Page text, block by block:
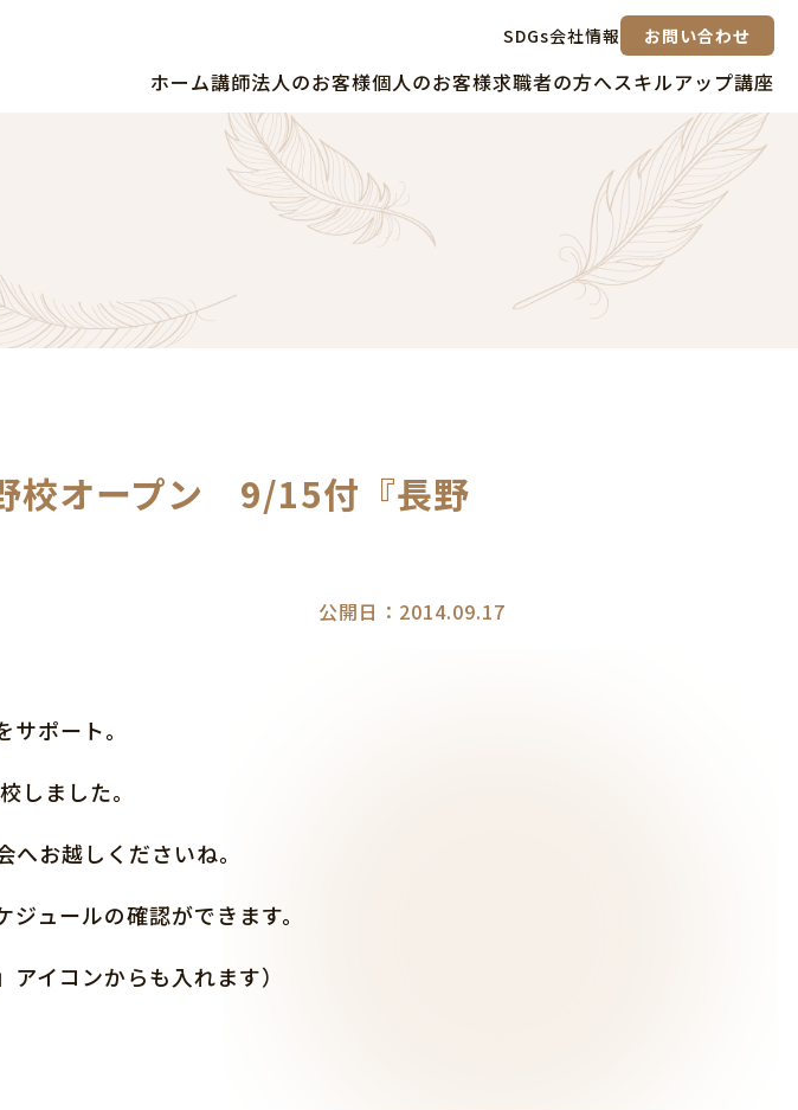
SDGs会社情報 お問い合わせ
ホーム講師法人のお客様個人のお客様求職者の方へスキルアップ講座
校オープン 9/15付『長野
公開日：2014.09.17
ポート。
しました。
お越しくださいね。
ュールの確認ができます。
イコンからも入れます）